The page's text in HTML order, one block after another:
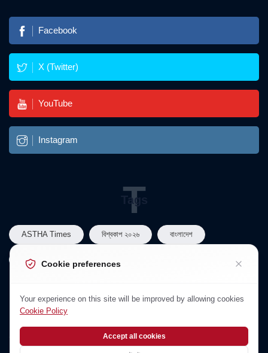
Facebook
X (Twitter)
YouTube
Instagram
Tags
T
ASTHA Times বিশ্বকাপ ২০২৬ বাংলাদেশ
বাংলাদেশ রাজনীতি
Newsletter
N
Subscribe to Our Newsletter
Cookie preferences
Your experience on this site will be improved by allowing cookies
Cookie Policy
Accept all cookies